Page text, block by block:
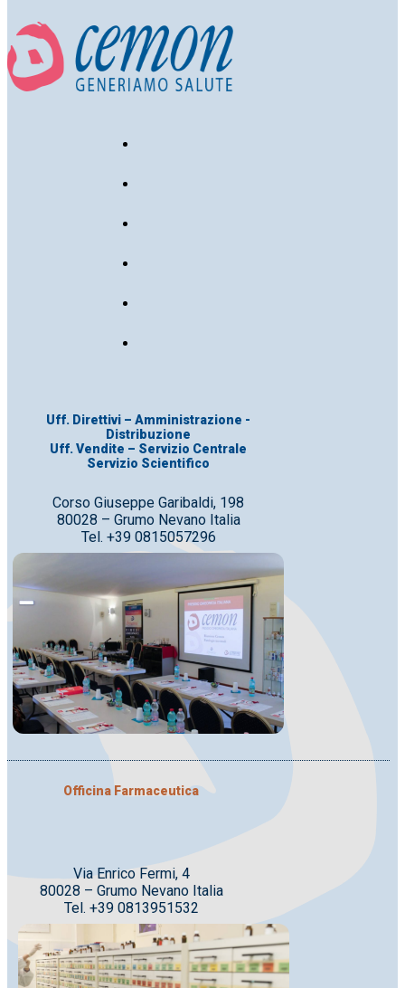
Uff. Direttivi – Amministrazione -
Distribuzione
Uff. Vendite – Servizio Centrale
Servizio Scientifico
Corso Giuseppe Garibaldi, 198
80028 – Grumo Nevano Italia
Tel. +39 0815057296
Officina Farmaceutica
Via Enrico Fermi, 4
80028 – Grumo Nevano Italia
Tel. +39 0813951532